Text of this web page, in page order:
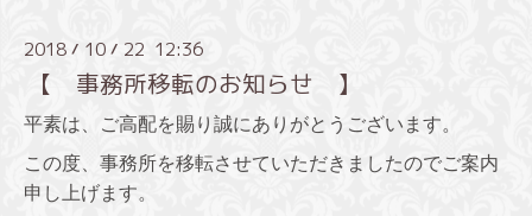
2018 / 10 / 22 12:36
【 事務所移転のお知らせ 】
平素は、ご高配を賜り誠にありがとうございます。
この度、事務所を移転させていただきましたのでご案内
申し上げます。